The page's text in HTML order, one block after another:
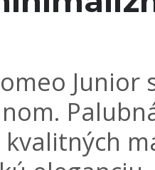
Junior